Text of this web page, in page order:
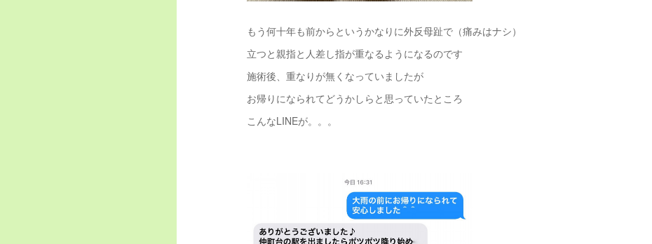
もう何十年も前からというかなりに外反母趾で（痛みはナシ）
立つと親指と人差し指が重なるようになるのです
施術後、重なりが無くなっていましたが
お帰りになられてどうかしらと思っていたところ
こんなLINEが。。。